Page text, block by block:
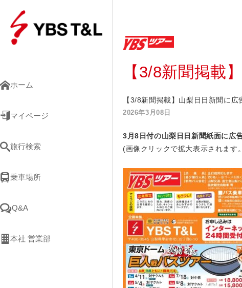
ホーム
マイページ
旅行検索
乗車場所
Q&A
本社 営業部
【3/8新聞掲載
【3/8新聞掲載】山梨日日新聞に広
2026年3月08日
3月8 日付の山梨日日新聞紙面に広
(画像クリックで拡大表示されます